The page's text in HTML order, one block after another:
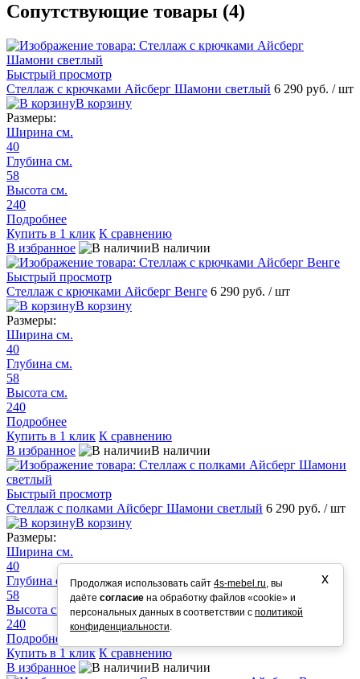
Сопутствующие товары (4)
Быстрый просмотр
Стеллаж с крючками Айсберг Шамони светлый 6 290 руб. / шт
В корзину
Размеры:
Ширина см.
40
Глубина см.
58
Высота см.
240
Подробнее
Купить в 1 клик К сравнению
В избранное
В наличии
Быстрый просмотр
Стеллаж с крючками Айсберг Венге 6 290 руб. / шт
В корзину
Размеры:
Ширина см.
40
Глубина см.
58
Высота см.
240
Подробнее
Купить в 1 клик К сравнению
В избранное
В наличии
Быстрый просмотр
Стеллаж с полками Айсберг Шамони светлый 6 290 руб. / шт
В корзину
Размеры:
Ширина см.
40
Глубина см.
58
Высота см.
240
Подробнее
Купить в 1 клик К сравнению
В избранное
В наличии
Продолжая использовать сайт 4s-mebel.ru, вы
даёте согласие на обработку файлов «cookie» и
персональных данных в соответствии с политикой
конфиденциальности.
х